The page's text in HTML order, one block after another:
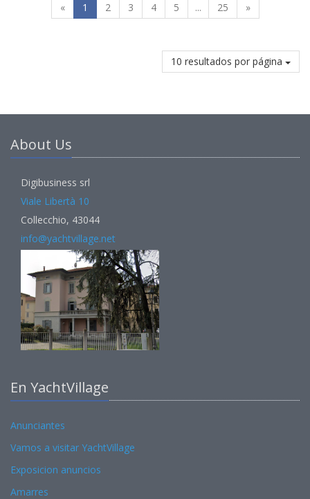
« 1 2 3 4 5 ... 25 »
10 resultados por página
About Us
Digibusiness srl
Viale Libertà 10
Collecchio, 43044
info@yachtvillage.net
En YachtVillage
Anunciantes
Vamos a visitar YachtVillage
Exposicion anuncios
Amarres